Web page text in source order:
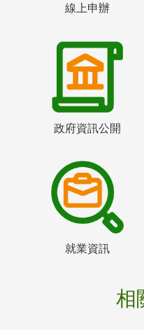
線上申辦
政府資訊公開
就業資訊
相